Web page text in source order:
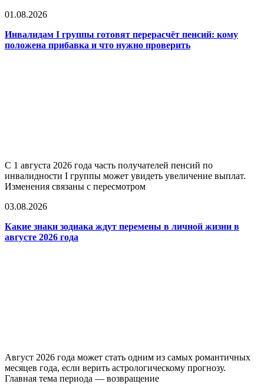
01.08.2026
Инвалидам I группы готовят перерасчёт пенсий: кому
положена прибавка и что нужно проверить
С 1 августа 2026 года часть получателей пенсий по
инвалидности I группы может увидеть увеличение выплат.
Изменения связаны с пересмотром
03.08.2026
Какие знаки зодиака ждут перемены в личной жизни в
августе 2026 года
Август 2026 года может стать одним из самых романтичных
месяцев года, если верить астрологическому прогнозу.
Главная тема периода — возвращение